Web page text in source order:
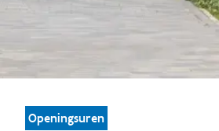
Openingsuren